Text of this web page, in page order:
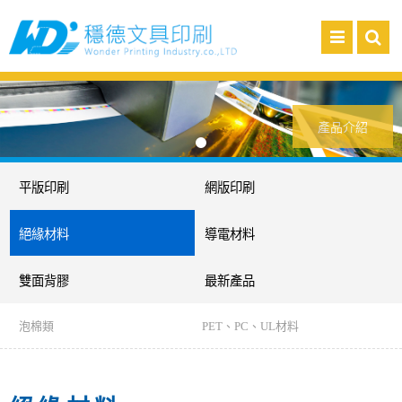
產品介紹
平版印刷 網版印刷
絕緣材料 導電材料
雙面背膠 最新產品
泡棉類 PET、PC、UL材料